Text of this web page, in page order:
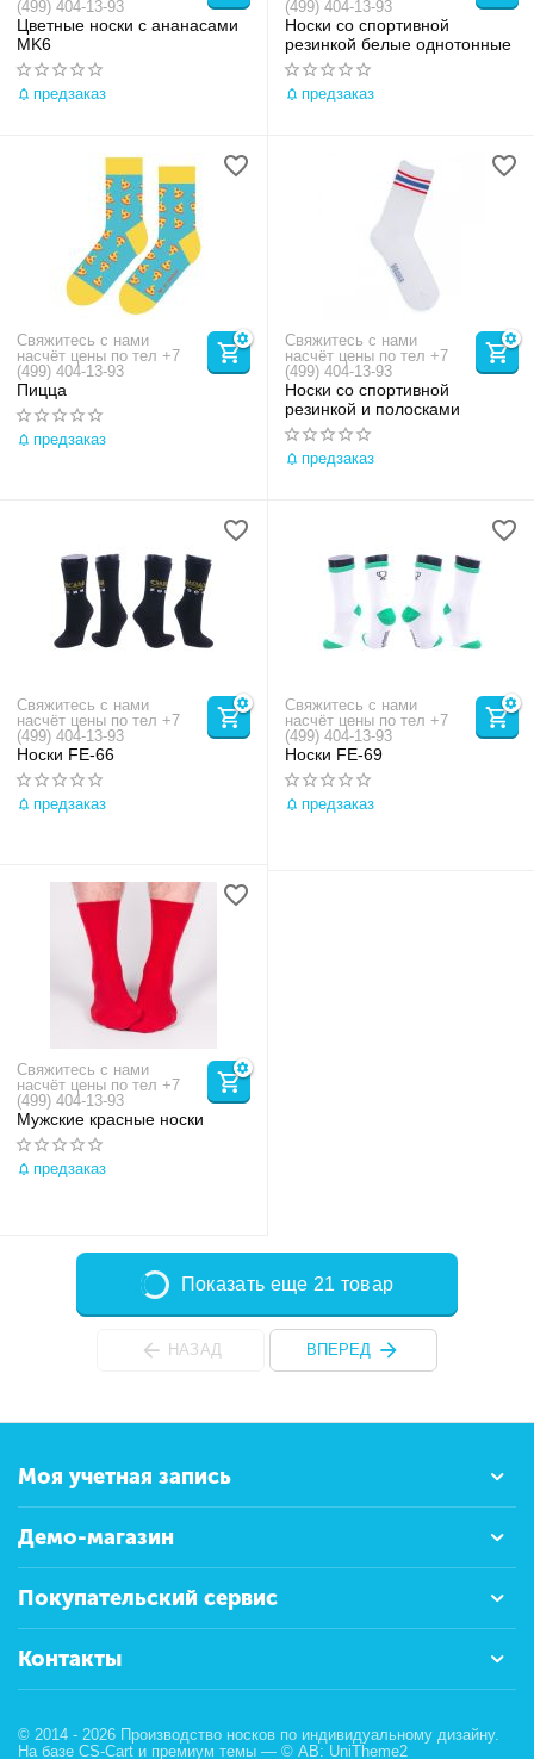
(499) 404-13-93
Цветные носки с ананасами
MK6
предзаказ
(499) 404-13-93
Носки со спортивной
резинкой белые однотонные
предзаказ
Свяжитесь с нами
насчёт цены по тел +7
(499) 404-13-93
Пицца
предзаказ
Свяжитесь с нами
насчёт цены по тел +7
(499) 404-13-93
Носки со спортивной
резинкой и полосками
предзаказ
Свяжитесь с нами
насчёт цены по тел +7
(499) 404-13-93
Носки FE-66
предзаказ
Свяжитесь с нами
насчёт цены по тел +7
(499) 404-13-93
Носки FE-69
предзаказ
Свяжитесь с нами
насчёт цены по тел +7
(499) 404-13-93
Мужские красные носки
предзаказ
Показать еще 21 товар
НАЗАД ВПЕРЕД
Моя учетная запись
Демо-магазин
Покупательский сервис
Контакты
© 2014 - 2026 Производство носков по индивидуальному дизайну.
На базеCS-Cart и премиум темы —© AB: UniTheme2